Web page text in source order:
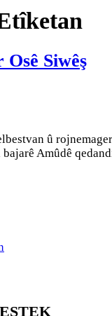
Siwêş
û
Amûdê